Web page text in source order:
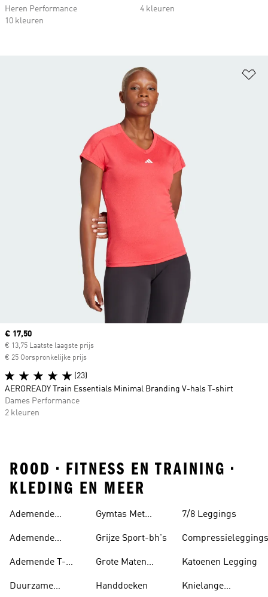
Heren Performance
10 kleuren
4 kleuren
Current price
€ 17,50
€ 13,75 Laatste laagste prijs
€ 25 Oorspronkelijke prijs
(23)
AEROREADY Train Essentials Minimal Branding V-hals T-shirt
Dames Performance
2 kleuren
ROOD • FITNESS EN TRAINING •
KLEDING EN MEER
Ademende
Ademende
Ademende T-
Duurzame
Gymtas Met
Grijze Sport-bh's
Grote Maten
Handdoeken
7/8 Leggings
Compressieleggings
Katoenen Legging
Knielange